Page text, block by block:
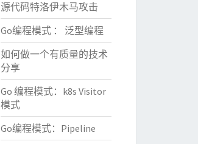
源代码特洛伊木马攻击
Go编程模式 ： 泛型编程
如何做一个有质量的技术
分享
Go 编程模式：k8s Visitor
模式
Go编程模式：Pipeline